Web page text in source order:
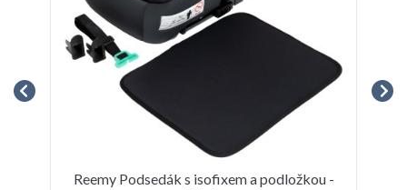
Reemy Podsedák s isofixem a podložkou -